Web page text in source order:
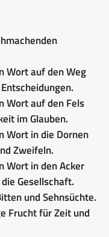
Wort auf den Weg
Wort auf den Fels
im Glauben.
Wort in die Dornen
Zweifeln.
Wort in den Acker
Gesellschaft.
und Sehnsüchte.
Frucht für Zeit und